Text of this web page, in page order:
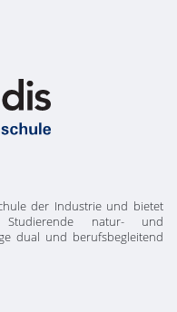
der Industrie und bietet
natur- und
dual und berufsbegleitend